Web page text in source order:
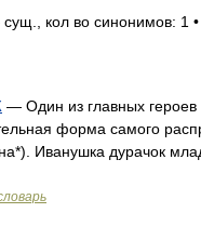
кол во синонимов: 1
— Один из главных героев
форма самого
Иванушка дурачок